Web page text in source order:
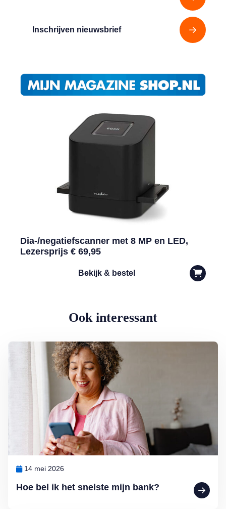
Inschrijven nieuwsbrief
Dia-/negatiefscanner met 8 MP en LED,
Lezersprijs € 69,95
Bekijk & bestel
Ook interessant
Hoe bel ik het snelste mijn bank?
14 mei 2026
Lees meer over Hoe bel ik het snelste mijn bank?